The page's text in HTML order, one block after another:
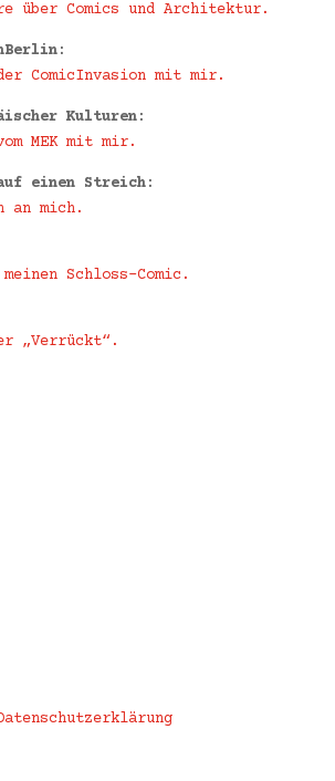
über Comics und Architektur.
:
ComicInvasion mit mir.
Kulturen:
MEK mit mir.
einen Streich:
an mich.
Schloss-Comic.
„Verrückt“.